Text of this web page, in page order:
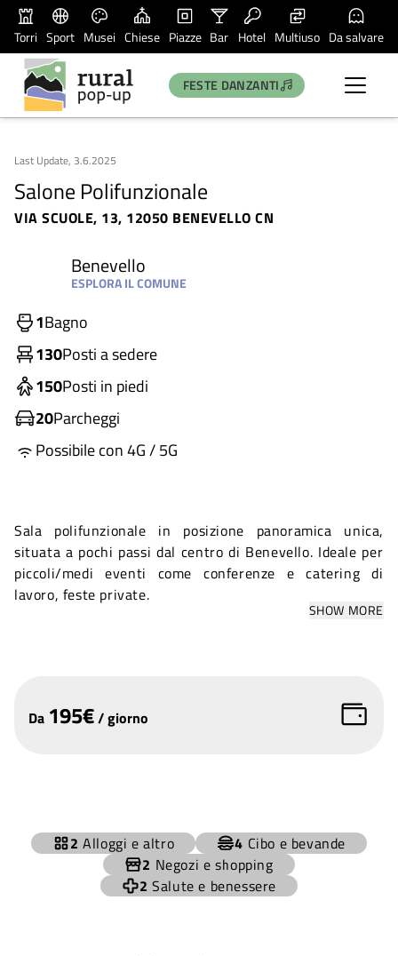
Torri Sport Musei Chiese Piazze Bar Hotel Multiuso Da salvare
FESTE DANZANTI
Last Update, 3.6.2025
Salone Polifunzionale
VIA SCUOLE, 13, 12050 BENEVELLO CN
Benevello
ESPLORA IL COMUNE
1Bagno
130Posti a sedere
150Posti in piedi
20Parcheggi
Possibile con 4G / 5G
Sala polifunzionale in posizione panoramica unica,
situata a pochi passi dal centro di Benevello. Ideale per
piccoli/medi eventi come conferenze e catering di
lavoro, feste private.
SHOW MORE
Da 195€/giorno
2 Alloggi e altro 4 Cibo e bevande
2 Negozi e shopping
2 Salute e benessere